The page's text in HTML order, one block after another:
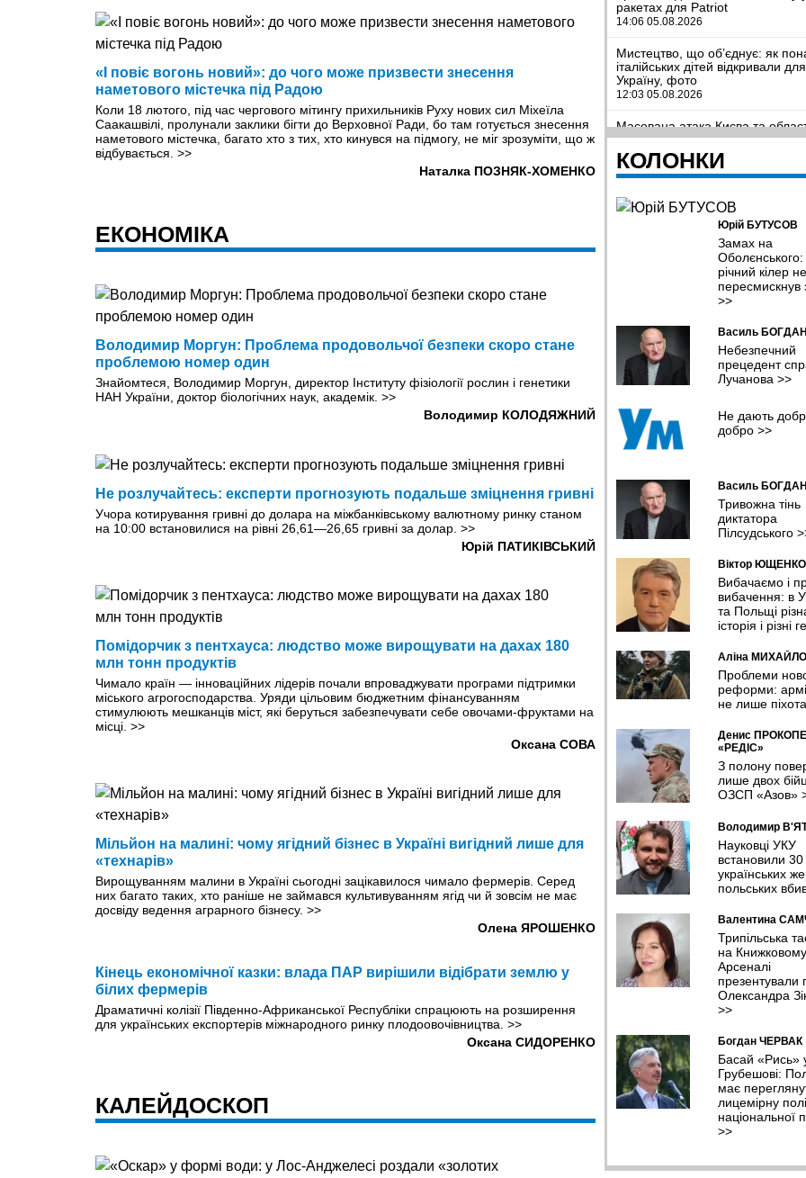
«І повіє вогонь новий»: до чого може призвести знесення
наметового містечка під Радою
Коли 18 лютого, під час чергового мітингу прихильників Руху нових сил Мiхеїла
Саакашвілі, пролунали заклики бігти до Верховної Ради, бо там готується знесення
наметового містечка, багато хто з тих, хто кинувся на підмогу, не міг зрозуміти, що ж
відбувається. >>
Наталка ПОЗНЯК-ХОМЕНКО
ЕКОНОМІКА
Володимир Моргун: Проблема продовольчої безпеки скоро стане
проблемою номер один
Знайомтеся, Володимир Моргун, директор Інституту фізіології рослин і генетики
НАН України, доктор біологічних наук, академік. >>
Володимир КОЛОДЯЖНИЙ
Не розлучайтесь: експерти прогнозують подальше зміцнення гривні
Учора котирування гривні до долара на міжбанківському валютному ринку станом
на 10:00 встановилися на рівні 26,61—26,65 гривні за долар. >>
Юрій ПАТИКІВСЬКИЙ
Помідорчик з пентхауса: людство може вирощувати на дахах 180
млн тонн продуктів
Чимало країн — інноваційних лідерів почали впроваджувати програми підтримки
міського агрогосподарства. Уряди цільовим бюджетним фінансуванням
стимулюють мешканців міст, які беруться забезпечувати себе овочами-фруктами на
місці. >>
Оксана СОВА
Мільйон на малині: чому ягідний бізнес в Україні вигідний лише для
«технарів»
Вирощуванням малини в Україні сьогодні зацікавилося чимало фермерів. Серед
них багато таких, хто раніше не займався культивуванням ягід чи й зовсім не має
досвіду ведення аграрного бізнесу. >>
Олена ЯРОШЕНКО
Кінець економічної казки: влада ПАР вирішили відібрати землю у
білих фермерів
Драматичні колізії Південно-Африканської Республіки спрацюють на розширення
для українських експортерів міжнародного ринку плодоовочівництва. >>
Оксана СИДОРЕНКО
КАЛЕЙДОСКОП
ракетах для Patriot
14:06 05.08.2026
Мистецтво, що об’єднує: як
італійських дітей відкривали
Україну, фото
12:03 05.08.2026
Масована атака Києва та
значні руйнування, десятки
поранених, фото
09:41 05.08.2026
Легкозаймисті проблеми. Чому
стрімко дорожчає та чи загрожує
Полонений, а не дезертир.
з Полтавщини знадобився ще
відновити справедливість
У Хмельницькому планують
систему відеоспостереження та
відеоаналітики з ШІ
08:04 05.08.2026
У Чернівцях представили
дослідження якості води у
прифронтових громадах
Шокуюча статистика: мільйони
українців покинули країну й
десятків країн потрапили в
Україні - омбудсмен
Китайський Маск. Копія
американського мільярдера
барбекю у невеликому
20:26 04.08.2026
У липні Сили оборони уразили
рекордну кількість російських
танкерів та трубопровідної
інфраструктури
КОЛОНКИ
Юрій БУТУСОВ
Замах на
річний кілер не
пересмискнув
>>
Василь БОГДАН
Небезпечний
прецедент
Лучанова >>
Не дають
добро>>
Василь БОГДАН
Тривожна тінь
диктатора
Пілсудського
Віктор ЮЩЕНКО
Вибачаємо і
вибачення: в
та Польщі
історія і різні
Аліна
Проблеми
реформи:
не лише піхота
Денис
«РЕДІС»
З полону
лише двох
ОЗСП «Азов»
Володимир
Науковці УКУ
встановили 30
українських
польських
Валентина
Трипільська
на Книжковому
Арсеналі
презентували
Олександра
>>
Богдан ЧЕРВАК
Басай «Рись»
Грубешові:
має
лицемірну
національної
>>